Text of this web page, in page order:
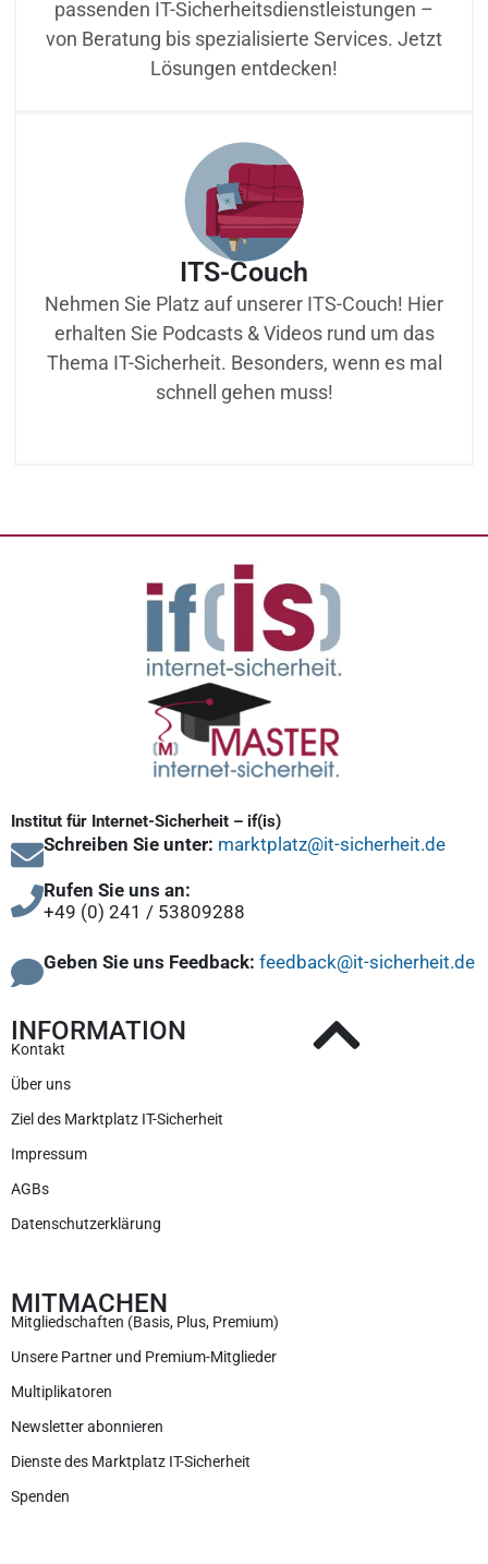
passenden IT-Sicherheitsdienstleistungen –
von Beratung bis spezialisierte Services. Jetzt
Lösungen entdecken!
ITS-Couch
Nehmen Sie Platz auf unserer ITS-Couch! Hier
erhalten Sie Podcasts & Videos rund um das
Thema IT-Sicherheit. Besonders, wenn es mal
schnell gehen muss!
Institut für Internet-Sicherheit – if(is)
Schreiben Sie unter: marktplatz@it-sicherheit.de
Rufen Sie uns an:
+49 (0) 241 / 53809288
Geben Sie uns Feedback: feedback@it-sicherheit.de
INFORMATION
Kontakt
Über uns
Ziel des Marktplatz IT-Sicherheit
Impressum
AGBs
Datenschutzerklärung
MITMACHEN
Mitgliedschaften (Basis, Plus, Premium)
Unsere Partner und Premium-Mitglieder
Multiplikatoren
Newsletter abonnieren
Dienste des Marktplatz IT-Sicherheit
Spenden